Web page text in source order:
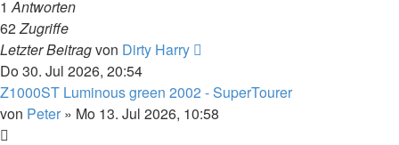
1Antworten
62Zugriffe
Letzter Beitragvon Dirty Harry
Do 30. Jul 2026, 20:54
Z1000ST Luminous green 2002 - SuperTourer
von Peter » Mo 13. Jul 2026, 10:58